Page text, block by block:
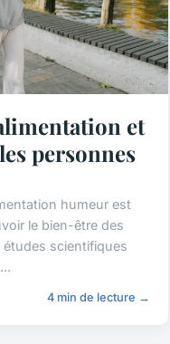
et
personnes
humeur est
le bien-être des
études scientifiques
4 min de lecture →